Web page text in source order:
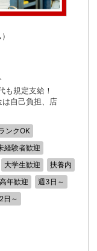
規定支給！
自己負担、店
ンクOK
経験者歓迎
大学生歓迎
扶養内
年歓迎
週3日～
日～